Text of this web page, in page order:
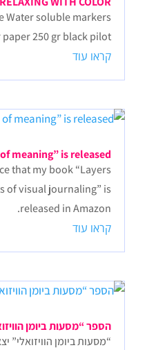
Water soluble markers
250 gr black pilot
קראו עוד
meaning” is released!
that my book “Layers
of visual journaling” is
released in Amazon.
קראו עוד
הספר “מסעות ביומן